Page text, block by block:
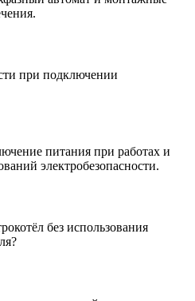
при подключении
питания при работах и
электробезопасности.
без использования